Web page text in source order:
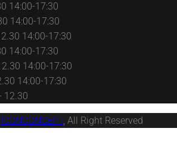
14:00-17:30
14:00-17:30
14:00-17:30
14:00-17:30
14:00-17:30
14:00-17:30
12.30
ICONCONCEPT, All Right Reserved